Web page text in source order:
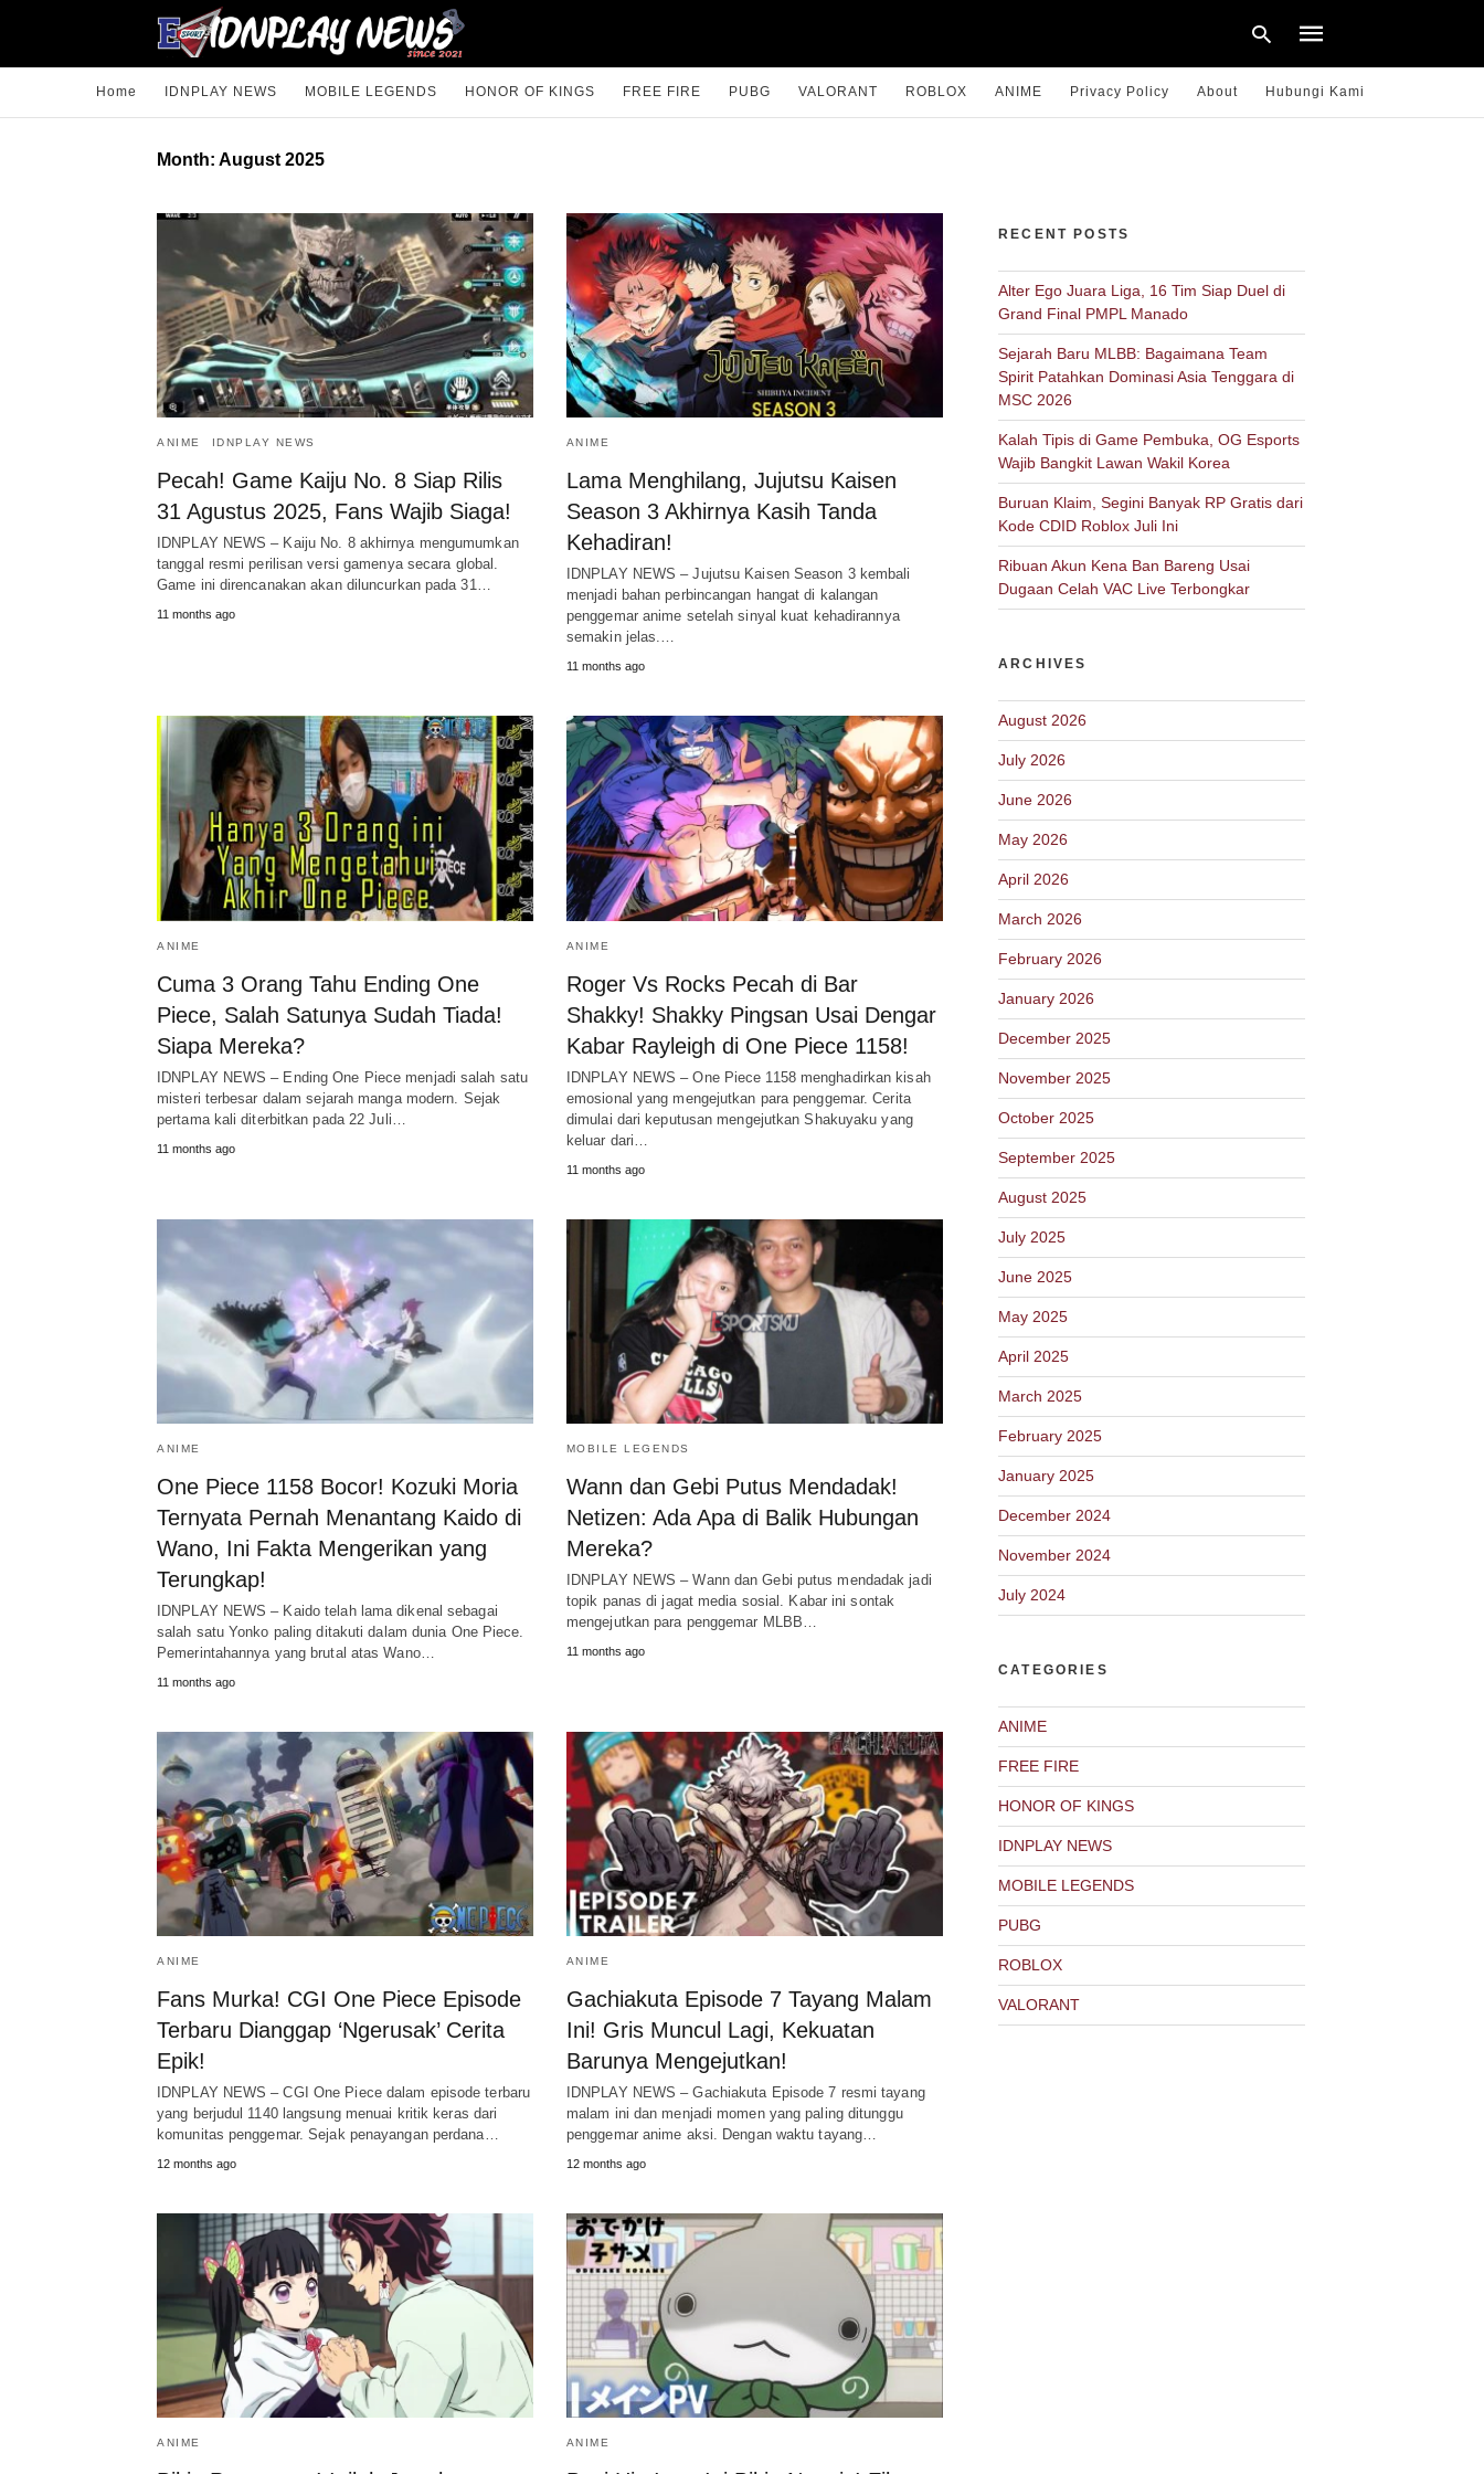
Home IDNPLAY NEWS MOBILE LEGENDS HONOR OF KINGS FREE FIRE PUBG VALORANT ROBLOX ANIME Privacy Policy About Hubungi Kami
Month: August 2025
ANIME IDNPLAY NEWS
Pecah! Game Kaiju No. 8 Siap Rilis
31 Agustus 2025, Fans Wajib Siaga!
IDNPLAY NEWS – Kaiju No. 8 akhirnya mengumumkan
tanggal resmi perilisan versi gamenya secara global.
Game ini direncanakan akan diluncurkan pada 31…
11 months ago
ANIME
Lama Menghilang, Jujutsu Kaisen
Season 3 Akhirnya Kasih Tanda
Kehadiran!
IDNPLAY NEWS – Jujutsu Kaisen Season 3 kembali
menjadi bahan perbincangan hangat di kalangan
penggemar anime setelah sinyal kuat kehadirannya
semakin jelas.…
11 months ago
ANIME
Cuma 3 Orang Tahu Ending One
Piece, Salah Satunya Sudah Tiada!
Siapa Mereka?
IDNPLAY NEWS – Ending One Piece menjadi salah satu
misteri terbesar dalam sejarah manga modern. Sejak
pertama kali diterbitkan pada 22 Juli…
11 months ago
ANIME
Roger Vs Rocks Pecah di Bar
Shakky! Shakky Pingsan Usai Dengar
Kabar Rayleigh di One Piece 1158!
IDNPLAY NEWS – One Piece 1158 menghadirkan kisah
emosional yang mengejutkan para penggemar. Cerita
dimulai dari keputusan mengejutkan Shakuyaku yang
keluar dari…
11 months ago
ANIME
One Piece 1158 Bocor! Kozuki Moria
Ternyata Pernah Menantang Kaido di
Wano, Ini Fakta Mengerikan yang
Terungkap!
IDNPLAY NEWS – Kaido telah lama dikenal sebagai
salah satu Yonko paling ditakuti dalam dunia One Piece.
Pemerintahannya yang brutal atas Wano…
11 months ago
MOBILE LEGENDS
Wann dan Gebi Putus Mendadak!
Netizen: Ada Apa di Balik Hubungan
Mereka?
IDNPLAY NEWS – Wann dan Gebi putus mendadak jadi
topik panas di jagat media sosial. Kabar ini sontak
mengejutkan para penggemar MLBB…
11 months ago
ANIME
Fans Murka! CGI One Piece Episode
Terbaru Dianggap ‘Ngerusak’ Cerita
Epik!
IDNPLAY NEWS – CGI One Piece dalam episode terbaru
yang berjudul 1140 langsung menuai kritik keras dari
komunitas penggemar. Sejak penayangan perdana…
12 months ago
ANIME
Gachiakuta Episode 7 Tayang Malam
Ini! Gris Muncul Lagi, Kekuatan
Barunya Mengejutkan!
IDNPLAY NEWS – Gachiakuta Episode 7 resmi tayang
malam ini dan menjadi momen yang paling ditunggu
penggemar anime aksi. Dengan waktu tayang…
12 months ago
ANIME ANIME
RECENT POSTS
Alter Ego Juara Liga, 16 Tim Siap Duel di
Grand Final PMPL Manado
Sejarah Baru MLBB: Bagaimana Team
Spirit Patahkan Dominasi Asia Tenggara di
MSC 2026
Kalah Tipis di Game Pembuka, OG Esports
Wajib Bangkit Lawan Wakil Korea
Buruan Klaim, Segini Banyak RP Gratis dari
Kode CDID Roblox Juli Ini
Ribuan Akun Kena Ban Bareng Usai
Dugaan Celah VAC Live Terbongkar
ARCHIVES
August 2026
July 2026
June 2026
May 2026
April 2026
March 2026
February 2026
January 2026
December 2025
November 2025
October 2025
September 2025
August 2025
July 2025
June 2025
May 2025
April 2025
March 2025
February 2025
January 2025
December 2024
November 2024
July 2024
CATEGORIES
ANIME
FREE FIRE
HONOR OF KINGS
IDNPLAY NEWS
MOBILE LEGENDS
PUBG
ROBLOX
VALORANT